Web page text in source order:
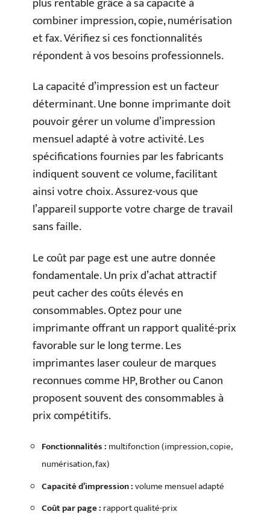
combiner impression, copie, numérisation
et fax. Vérifiez si ces fonctionnalités
répondent à vos besoins professionnels.
La capacité d’impression est un facteur
déterminant. Une bonne imprimante doit
pouvoir gérer un volume d’impression
mensuel adapté à votre activité. Les
spécifications fournies par les fabricants
indiquent souvent ce volume, facilitant
ainsi votre choix. Assurez-vous que
l’appareil supporte votre charge de travail
sans faille.
Le coût par page est une autre donnée
fondamentale. Un prix d’achat attractif
peut cacher des coûts élevés en
consommables. Optez pour une
imprimante offrant un rapport qualité-prix
favorable sur le long terme. Les
imprimantes laser couleur de marques
reconnues comme HP, Brother ou Canon
proposent souvent des consommables à
prix compétitifs.
Fonctionnalités : multifonction (impression, copie,
numérisation, fax)
Capacité d’impression :volume mensuel adapté
Coût par page : rapport qualité-prix